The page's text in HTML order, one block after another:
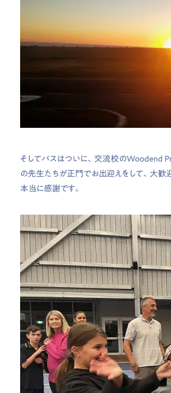
そしてバスはついに、交流校のWoodend
の先生たちが正門でお出迎えをして、大歓
本当に感謝です。